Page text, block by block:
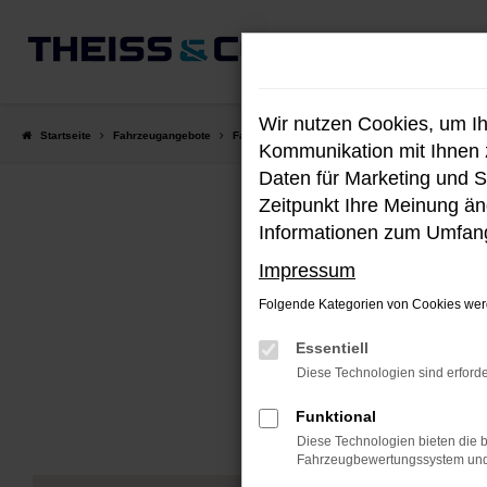
Hauptinhalt
Startseite Fahrzeugangebote Fahrzeug-Showroom
Unser
Wir nutzen Cookies, um
Kommunikation mit
Daten für Marketing und
Zeitpunkt Ihre Meinung
Informationen zum
Impressum
Folgende Kategorien von Cookies
Essentiell
Diese Technologien sind
Funktional
Diese Technologien bieten die
Fahrzeugbewertungssystem